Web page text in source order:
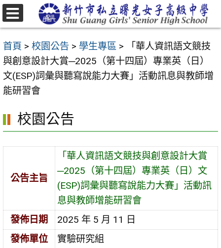
跳
至
要
內
容
區
首頁 > 校園公告 > 學生專區 >
「華人資訊語文競技
與創意設計大賞─2025（第十四屆）專業英（日）
文(ESP)詞彙與聽寫說能力大賽」活動訊息與教師增
能研習會
校園公告
公告主旨
「華人資訊語文競技與創意設計大賞
─2025（第十四屆）專業英（日）文
(ESP)詞彙與聽寫說能力大賽」活動訊
息與教師增能研習會
發佈日期
2025 年 5 月 11 日
發佈單位
實驗研究組
選
單